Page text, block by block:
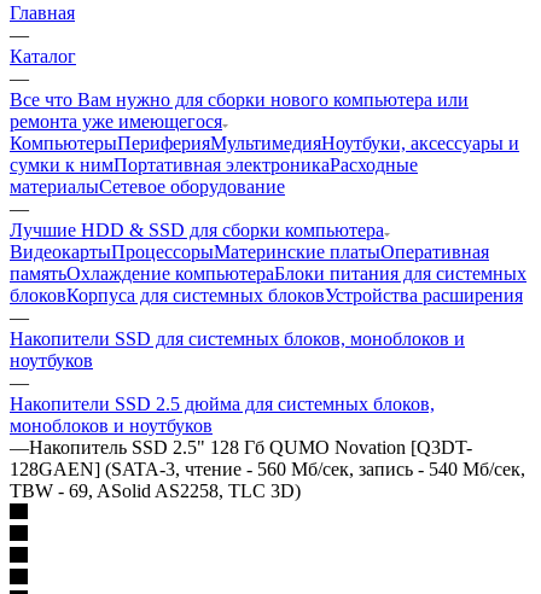
Главная
—
Каталог
—
Все что Вам нужно для сборки нового компьютера или
ремонта уже имеющегося
КомпьютерыПериферияМультимедияНоутбуки, аксессуары и
сумки к нимПортативная электроникаРасходные
материалыСетевое оборудование
—
Лучшие HDD & SSD для сборки компьютера
ВидеокартыПроцессорыМатеринские платыОперативная
памятьОхлаждение компьютераБлоки питания для системных
блоковКорпуса для системных блоковУстройства расширения
—
Накопители SSD для системных блоков, моноблоков и
ноутбуков
—
Накопители SSD 2.5 дюйма для системных блоков,
моноблоков и ноутбуков
—Накопитель SSD 2.5" 128 Гб QUMO Novation [Q3DT-
128GAEN] (SATA-3, чтение - 560 Мб/сек, запись - 540 Мб/сек,
TBW - 69, ASolid AS2258, TLC 3D)